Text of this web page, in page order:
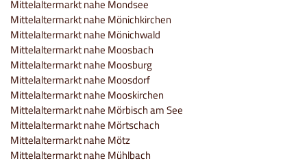
Mittelaltermarkt nahe Mondsee
Mittelaltermarkt nahe Mönichkirchen
Mittelaltermarkt nahe Mönichwald
Mittelaltermarkt nahe Moosbach
Mittelaltermarkt nahe Moosburg
Mittelaltermarkt nahe Moosdorf
Mittelaltermarkt nahe Mooskirchen
Mittelaltermarkt nahe Mörbisch am See
Mittelaltermarkt nahe Mörtschach
Mittelaltermarkt nahe Mötz
Mittelaltermarkt nahe Mühlbach